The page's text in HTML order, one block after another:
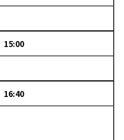
15:00
16:40